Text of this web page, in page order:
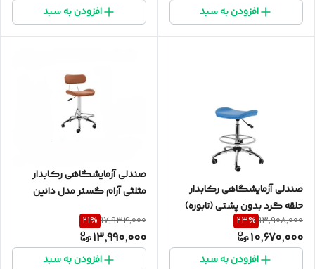
افزودن به سبد افزودن به سبد
صندلی آزمایشگاهی رکابدار
حلقه گرد بدون پشتی (تابوره)
آرام گستر مدل دانین
13,908,000
23%
10,670,000
افزودن به سبد
صندلی آزمایشگاهی رکابدار
مثلثی آرام گستر مدل دانین
17,934,000
21%
13,990,000
افزودن به سبد